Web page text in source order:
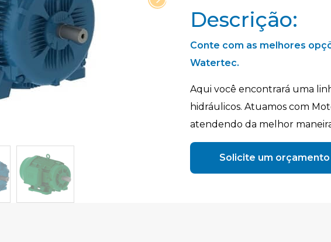
Descrição:
Conte com as melhores
Watertec.
Aqui você encontrará uma
hidráulicos. Atuamos com
atendendo da melhor
Solicite um orçamento